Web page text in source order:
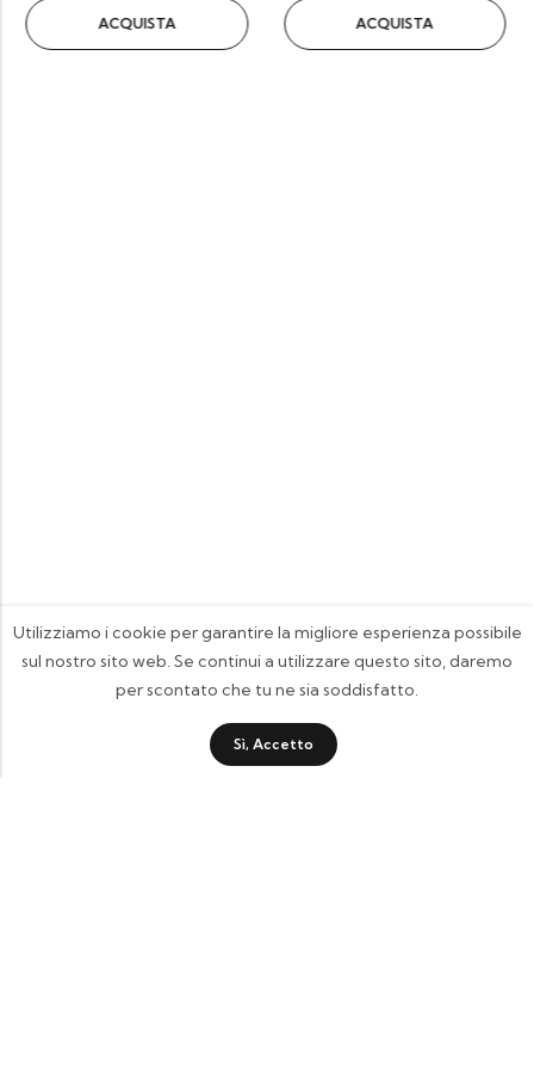
ACQUISTA ACQUISTA
Utilizziamo i cookie per garantire la migliore esperienza possibile
sul nostro sito web. Se continui a utilizzare questo sito, daremo
per scontato che tu ne sia soddisfatto.
Sì, Accetto